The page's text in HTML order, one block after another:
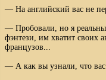
— На английский вас не
— Пробовали, но я
фэнтези, им хватит своих
французов...
— А как вы узнали, что вас